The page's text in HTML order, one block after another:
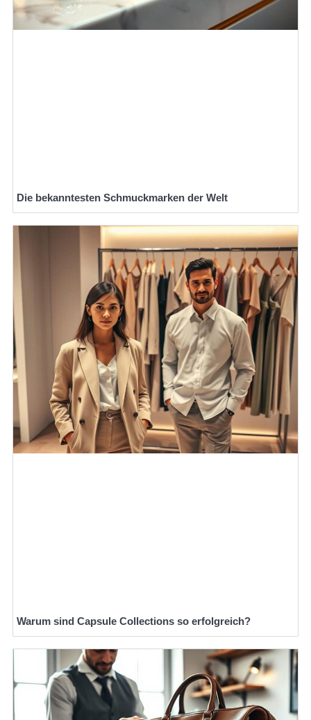
Die bekanntesten Schmuckmarken der Welt
Warum sind Capsule Collections so erfolgreich?